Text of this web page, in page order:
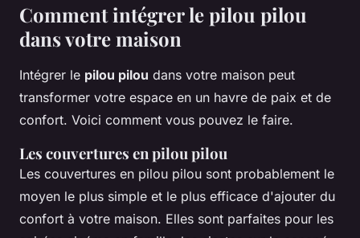
Comment intégrer le pilou pilou
dans votre maison
Intégrer le pilou pilou dans votre maison peut
transformer votre espace en un havre de paix et de
confort. Voici comment vous pouvez le faire.
Les couvertures en pilou pilou
Les couvertures en pilou pilou sont probablement le
moyen le plus simple et le plus efficace d'ajouter du
confort à votre maison. Elles sont parfaites pour les